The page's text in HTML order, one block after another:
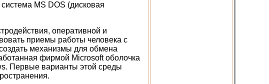
MS DOS (дисковая
оперативной и
приемы работы человека с
механизмы для обмена
фирмой Microsoft оболочка
Первые варианты этой среды